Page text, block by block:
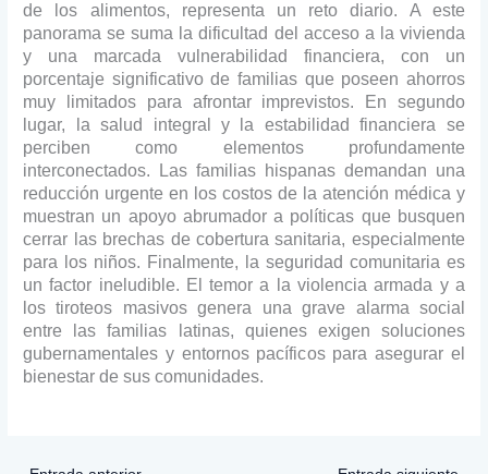
de los alimentos, representa un reto diario. A este
panorama se suma la dificultad del acceso a la vivienda
y una marcada vulnerabilidad financiera, con un
porcentaje significativo de familias que poseen ahorros
muy limitados para afrontar imprevistos. En segundo
lugar, la salud integral y la estabilidad financiera se
perciben como elementos profundamente
interconectados. Las familias hispanas demandan una
reducción urgente en los costos de la atención médica y
muestran un apoyo abrumador a políticas que busquen
cerrar las brechas de cobertura sanitaria, especialmente
para los niños. Finalmente, la seguridad comunitaria es
un factor ineludible. El temor a la violencia armada y a
los tiroteos masivos genera una grave alarma social
entre las familias latinas, quienes exigen soluciones
gubernamentales y entornos pacíficos para asegurar el
bienestar de sus comunidades.